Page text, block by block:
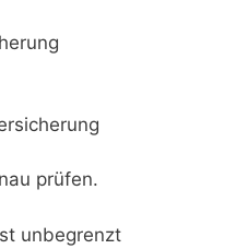
prüfen.
unbegrenzt